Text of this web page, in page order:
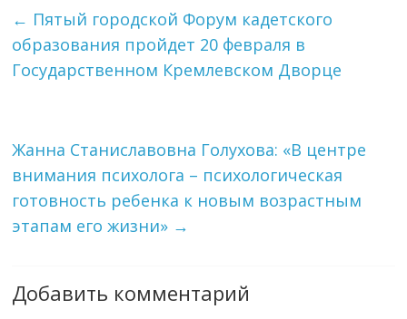
← Пятый городской Форум кадетского
образования пройдет 20 февраля в
Государственном Кремлевском Дворце
Жанна Станиславовна Голухова: «В центре
внимания психолога – психологическая
готовность ребенка к новым возрастным
этапам его жизни» →
Добавить комментарий